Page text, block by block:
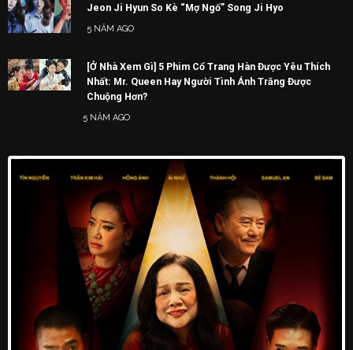
Jeon Ji Hyun So Kè “Mợ Ngố” Song Ji Hyo
5 NĂM AGO
[Ở Nhà Xem Gì] 5 Phim Cổ Trang Hàn Được Yêu Thích
Nhất: Mr. Queen Hay Người Tình Ánh Trăng Được
Chuộng Hơn?
5 NĂM AGO